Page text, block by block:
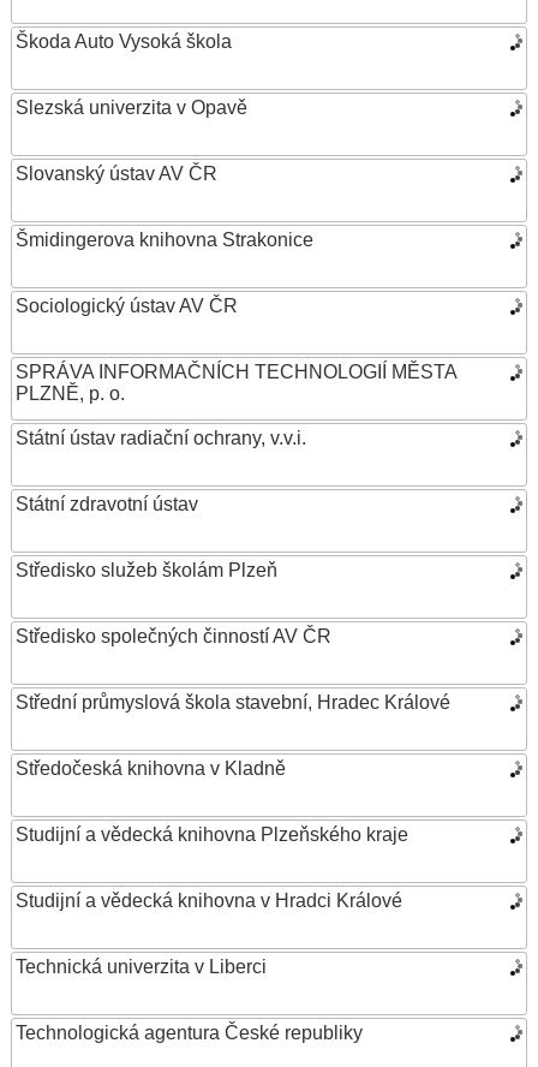
Škoda Auto Vysoká škola
Slezská univerzita v Opavě
Slovanský ústav AV ČR
Šmidingerova knihovna Strakonice
Sociologický ústav AV ČR
SPRÁVA INFORMAČNÍCH TECHNOLOGIÍ MĚSTA
PLZNĚ, p. o.
Státní ústav radiační ochrany, v.v.i.
Státní zdravotní ústav
Středisko služeb školám Plzeň
Středisko společných činností AV ČR
Střední průmyslová škola stavební, Hradec Králové
Středočeská knihovna v Kladně
Studijní a vědecká knihovna Plzeňského kraje
Studijní a vědecká knihovna v Hradci Králové
Technická univerzita v Liberci
Technologická agentura České republiky